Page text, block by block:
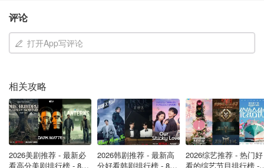
评论
打开App写评论
相关攻略
2026美剧推荐 - 最新必
看高分美剧排行榜 - 8月
2026韩剧推荐 - 最新高
分好看韩剧排行榜 - 8月
2026综艺推荐 - 热门好
看的综艺节目排行榜 -